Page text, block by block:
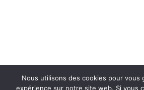
Nous utilisons des cookies pour vous
expérience sur notre site web. Si vous